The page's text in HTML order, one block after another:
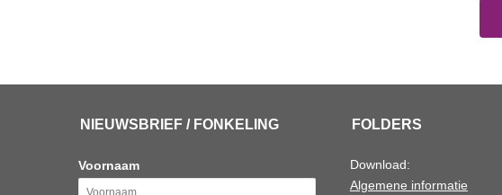
NIEUWSBRIEF / FONKELING
Voornaam
FOLDERS
Download:
Algemene informatie